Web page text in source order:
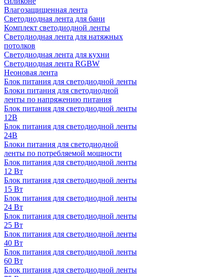
Влагозащищенная лента
Светодиодная лента для бани
Комплект светодиодной ленты
Светодиодная лента для натяжных
потолков
Светодиодная лента для кухни
Светодиодная лента RGBW
Неоновая лента
Блок питания для светодиодной ленты
Блоки питания для светодиодной
ленты по напряжению питания
Блок питания для светодиодной ленты
12В
Блок питания для светодиодной ленты
24В
Блоки питания для светодиодной
ленты по потребляемой мощности
Блок питания для светодиодной ленты
12 Вт
Блок питания для светодиодной ленты
15 Вт
Блок питания для светодиодной ленты
24 Вт
Блок питания для светодиодной ленты
25 Вт
Блок питания для светодиодной ленты
40 Вт
Блок питания для светодиодной ленты
60 Вт
Блок питания для светодиодной ленты